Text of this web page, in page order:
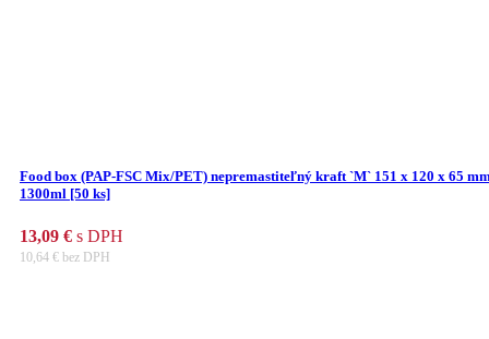
Food box (PAP-FSC Mix/PET) nepremastiteľný kraft `M` 151 x 120 x 65
1300ml [50 ks]
13,09 € s DPH
10,64 € bez DPH